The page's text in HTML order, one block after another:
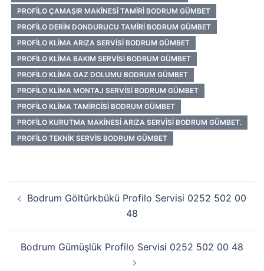
PROFILO ÇAMAŞIR MAKINESI TAMIRI BODRUM GÜMBET
PROFILO DERIN DONDURUCU TAMIRI BODRUM GÜMBET
PROFILO KLIMA ARIZA SERVISI BODRUM GÜMBET
PROFILO KLIMA BAKIM SERVISI BODRUM GÜMBET
PROFILO KLIMA GAZ DOLUMU BODRUM GÜMBET
PROFILO KLIMA MONTAJ SERVISI BODRUM GÜMBET
PROFILO KLIMA TAMIRCISI BODRUM GÜMBET
PROFILO KURUTMA MAKINESI ARIZA SERVISI BODRUM GÜMBET.
PROFILO TEKNIK SERVIS BODRUM GÜMBET
dolaşımı
Bodrum Göltürkbükü Profilo Servisi 0252 502 00
48
Bodrum Gümüşlük Profilo Servisi 0252 502 00 48